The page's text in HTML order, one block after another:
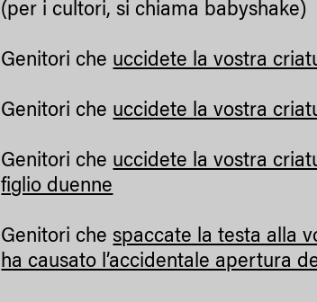
(per i cultori, si chiama babyshake)
Genitori che uccidete la vostra
Genitori che uccidete la vostra
Genitori che uccidete la vostra
figlio duenne
Genitori chespaccate la testa alla
ha causato l’accidentale apertura